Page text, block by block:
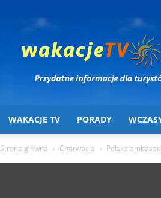
Wakacje
TV
WAKACJE TV PORADY
Strona główna Chorwacja Polska